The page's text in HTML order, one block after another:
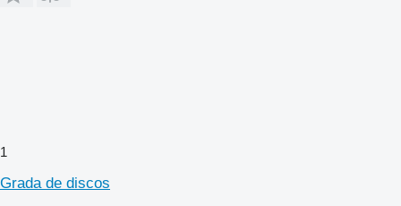
1
Grada de discos